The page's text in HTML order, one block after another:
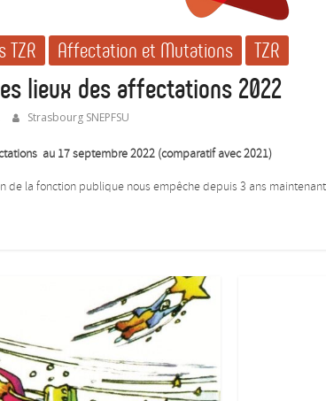
TZR Affectation et Mutations TZR
lieux des affectations 2022
Strasbourg SNEPFSU
au 17 septembre 2022 (comparatif avec 2021)
de la fonction publique nous empêche depuis 3 ans